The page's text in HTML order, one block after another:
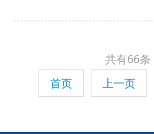
共有66条
首页
上一页